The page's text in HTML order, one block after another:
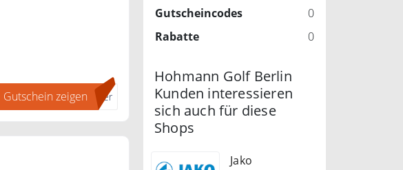
Gutschein zeigen tter
Gutscheincodes
0
Rabatte
0
Hohmann Golf Berlin
Kunden interessieren
sich auch für diese
Shops
Jako